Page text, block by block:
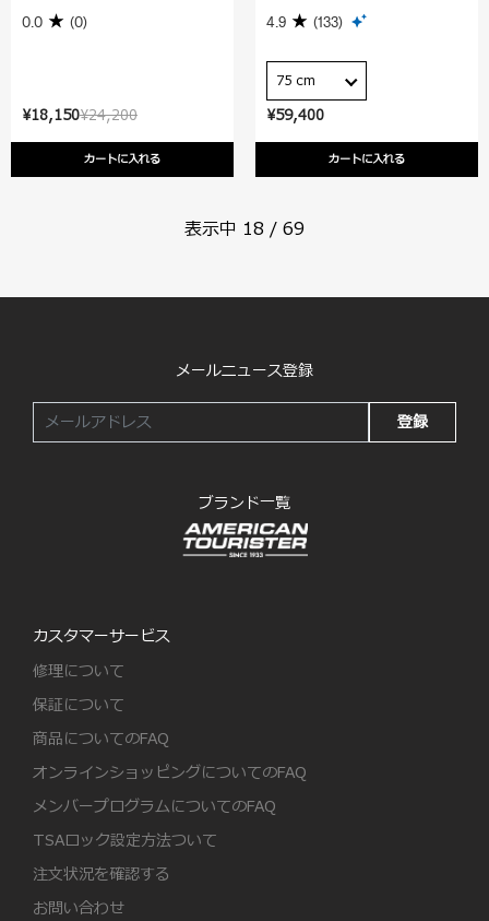
¥24,200
¥18,150
カートに入れる
0.0 (0)
¥59,400
カートに入れる
4.9 (133)
75 cm
表示中 18 / 69
メールニュース登録
登録
ブランド一覧
カスタマーサービス
修理について
保証について
商品についてのFAQ
オンラインショッピングについてのFAQ
メンバープログラムについてのFAQ
TSAロック設定方法ついて
注文状況を確認する
お問い合わせ